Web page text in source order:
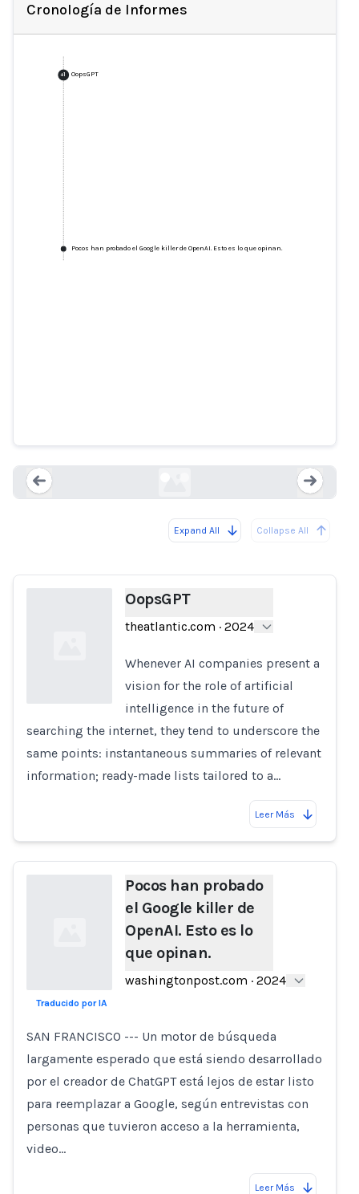
Cronología de Informes
+1 OopsGPT
Pocos han probado el Google killer de OpenAI. Esto es lo que opinan.
Expand All Collapse All
Loading...
OopsGPT
theatlantic.com · 2024
Whenever AI companies present a
vision for the role of artificial
intelligence in the future of
searching the internet, they tend to underscore the
same points: instantaneous summaries of relevant
information; ready-made lists tailored to a…
Leer Más
Pocos han probado
el Google killer de
OpenAI. Esto es lo
que opinan.
washingtonpost.com · 2024
Traducido por IA
SAN FRANCISCO --- Un motor de búsqueda
largamente esperado que está siendo desarrollado
por el creador de ChatGPT está lejos de estar listo
para reemplazar a Google, según entrevistas con
personas que tuvieron acceso a la herramienta,
video…
Leer Más